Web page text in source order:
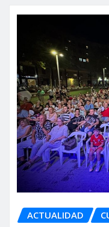
ACTUALIDAD